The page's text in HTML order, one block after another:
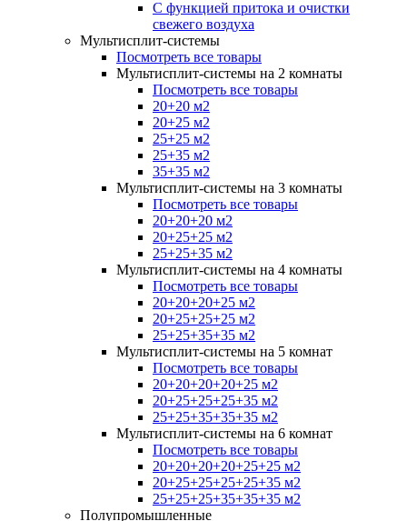
С функцией притока и очистки
свежего воздуха
Мультисплит-системы
Посмотреть все товары
Мультисплит-системы на 2 комнаты
Посмотреть все товары
20+20 м2
20+25 м2
25+25 м2
25+35 м2
35+35 м2
Мультисплит-системы на 3 комнаты
Посмотреть все товары
20+20+20 м2
20+25+25 м2
25+25+35 м2
Мультисплит-системы на 4 комнаты
Посмотреть все товары
20+20+20+25 м2
20+25+25+25 м2
25+25+35+35 м2
Мультисплит-системы на 5 комнат
Посмотреть все товары
20+20+20+20+25 м2
20+25+25+25+35 м2
25+25+35+35+35 м2
Мультисплит-системы на 6 комнат
Посмотреть все товары
20+20+20+20+25+25 м2
20+25+25+25+25+35 м2
25+25+25+35+35+35 м2
Полупромышленные